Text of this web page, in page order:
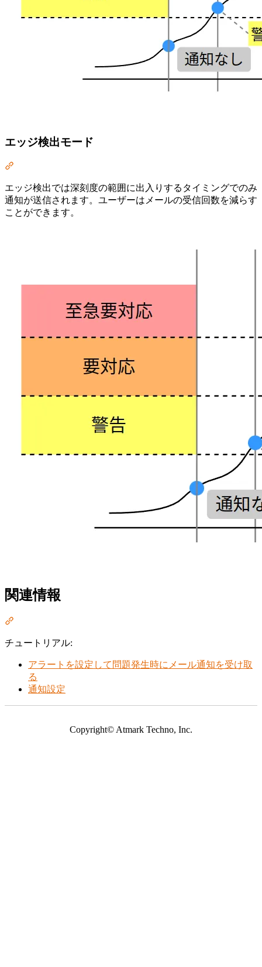
エッジ検出モード
エッジ検出では深刻度の範囲に出入りするタイミングでのみ
通知が送信されます。ユーザーはメールの受信回数を減らす
ことができます。
関連情報
チュートリアル:
アラートを設定して問題発生時にメール通知を受け取
る
通知設定
Copyright© Atmark Techno, Inc.